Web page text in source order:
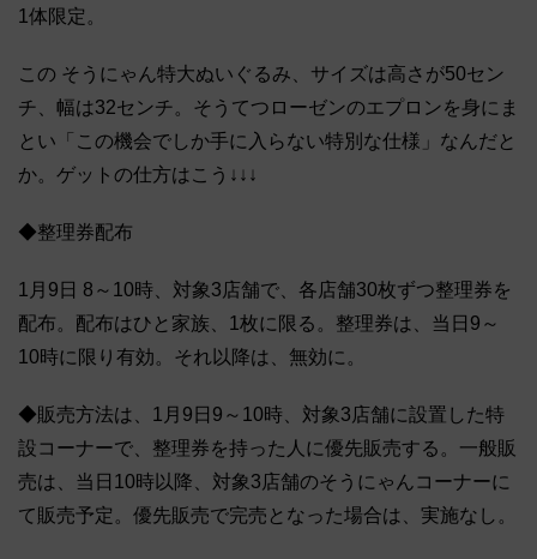
1体限定。
この そうにゃん特大ぬいぐるみ、サイズは高さが50セン
チ、幅は32センチ。そうてつローゼンのエプロンを身にま
とい「この機会でしか手に入らない特別な仕様」なんだと
か。ゲットの仕方はこう↓↓↓
◆整理券配布
1月9日 8～10時、対象3店舗で、各店舗30枚ずつ整理券を
配布。配布はひと家族、1枚に限る。整理券は、当日9～
10時に限り有効。それ以降は、無効に。
◆販売方法は、1月9日9～10時、対象3店舗に設置した特
設コーナーで、整理券を持った人に優先販売する。一般販
売は、当日10時以降、対象3店舗のそうにゃんコーナーに
て販売予定。優先販売で完売となった場合は、実施なし。